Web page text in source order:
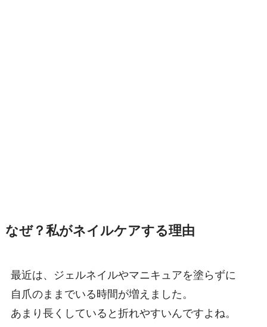
なぜ？私がネイルケアする理由
最近は、ジェルネイルやマニキュアを塗らずに
自爪のままでいる時間が増えました。
あまり長くしていると折れやすいんですよね。